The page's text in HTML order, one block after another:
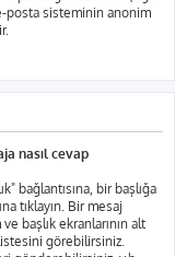
posta sisteminin anonim
nasıl cevap
bağlantısına, bir başlığa
tıklayın. Bir mesaj
başlık ekranlarının alt
görebilirsiniz.